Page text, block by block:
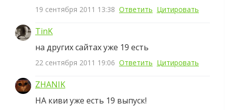
19 сентября 2011 13:38 Ответить Цитировать
TinK
на других сайтах уже 19 есть
22 сентября 2011 19:06 Ответить Цитировать
ZHANIK
НА киви уже есть 19 выпуск!